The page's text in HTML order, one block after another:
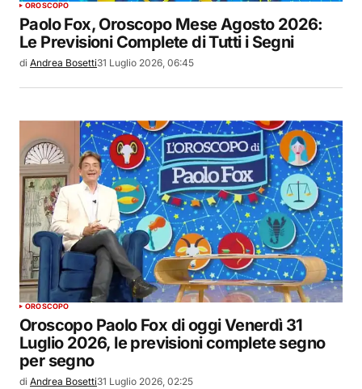
OROSCOPO
Paolo Fox, Oroscopo Mese Agosto 2026:
Le Previsioni Complete di Tutti i Segni
di Andrea Bosetti31 Luglio 2026, 06:45
OROSCOPO
Oroscopo Paolo Fox di oggi Venerdì 31
Luglio 2026, le previsioni complete segno
per segno
di Andrea Bosetti31 Luglio 2026, 02:25